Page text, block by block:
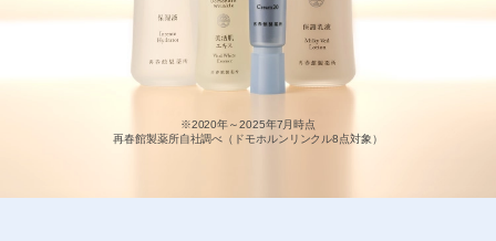
※2020年～2025年7月時点
再春館製薬所自社調べ（ドモホルンリンクル8点対象）